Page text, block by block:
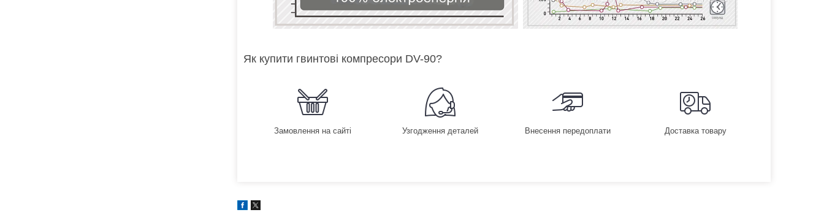
Як купити гвинтові компресори DV-90?
Замовлення на сайті Узгодження деталей Внесення передоплати Доставка товару